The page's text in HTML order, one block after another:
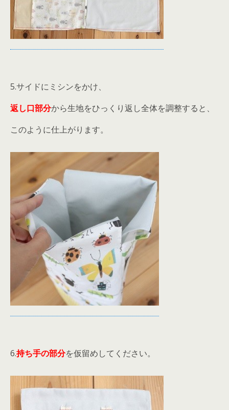
5.サイドにミシンをかけ、
返し口部分から生地をひっくり返し全体を調整すると、
このように仕上がります。
6.持ち手の部分を仮留めしてください。